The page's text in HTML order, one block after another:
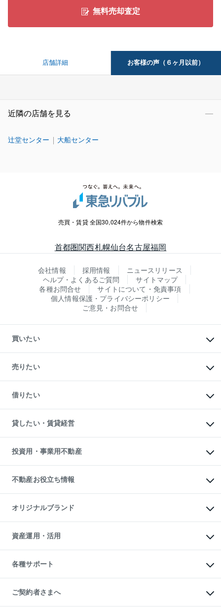
無料売却査定
店舗詳細 お客様の声（６ヶ月以前）
近隣の店舗を見る
辻堂センター 大船センター
売買・賃貸 全国30,024件から物件検索
首都圏関西札幌仙台名古屋福岡
会社情報 採用情報
ニュースリリース
ヘルプ・よくあるご質問
サイトマップ
各種お問合せ
サイトについて・免責事項
個人情報保護・プライバシーポリシー
ご意見・お問合せ
買いたい
新築・分譲マンションの購入
中古マンションの購入
一戸建ての購入
中古一戸建ての購入
不動産購入の流れ
注目キーワード物件特集
購入ガイド
English 繁体中文簡体中文
売りたい
一戸建ての売却・査定
土地の売却・査定
スピードAI査定
不動産査定について
不動産売却の流れ
不動産買換えの流れ
売却ガイド
借りたい
オフィス・店舗の賃貸
借りるときの流れ
借りるガイド
貸したい・賃貸経営
マンション賃料データ
賃貸管理プラン
リロケーションについて
貸すガイド
投資用・事業用不動産
事業用不動産
マンション投資
投資用マンション
アパート経営
収益物件
ビル購入（ビル一棟）
投資用不動産の売却査定
事業用不動産の売却査定
不動産お役立ち情報
マンションライブラリー
人気マンションランキング
暮らしに役立つ不動産メディア
不動産相場・不動産価格情報
不動産コラム・ニュース
不動産用語集
不動産なんでもネット相談室
住まいの税金
オリジナルブランド
一棟リノベーションマンション
L`GENTE（ルジェンテ）
区分リノベーションマンション
投資用一棟レジデンスWELL
不動産小口投資
LEGACIA（レガシア）
資産運用・活用
不動産M&A
アセットマネジメント・出資
各種サポート
相続サポート
リフォームサポート
ご契約者さまへ